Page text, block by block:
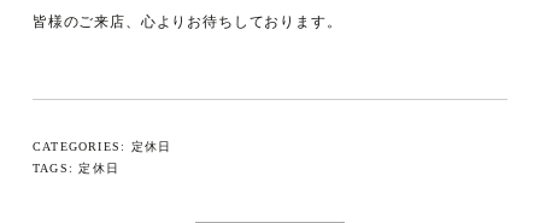
皆様のご来店、心よりお待ちしております。
CATEGORIES: 定休日
TAGS:定休日